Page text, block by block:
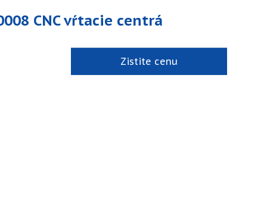
CNC vŕtacie centrá
Zistite cenu